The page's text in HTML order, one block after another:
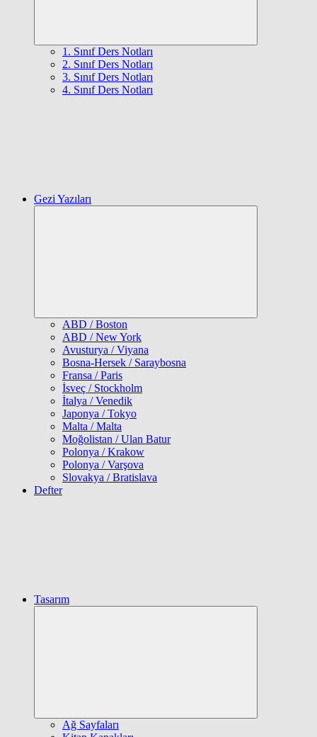
1. Sınıf Ders Notları
2. Sınıf Ders Notları
3. Sınıf Ders Notları
4. Sınıf Ders Notları
Gezi Yazıları
ABD / Boston
ABD / New York
Avusturya / Viyana
Bosna-Hersek / Saraybosna
Fransa / Paris
İsveç / Stockholm
İtalya / Venedik
Japonya / Tokyo
Malta / Malta
Moğolistan / Ulan Batur
Polonya / Krakow
Polonya / Varşova
Slovakya / Bratislava
Defter
Tasarım
Ağ Sayfaları